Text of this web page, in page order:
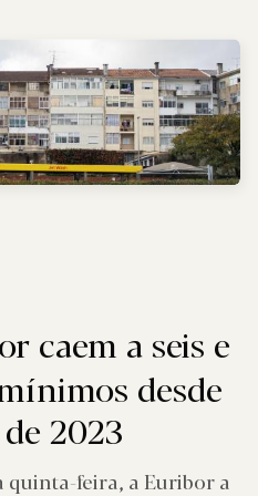
caem a seis e
desde
2023
quinta-feira, a Euribor a